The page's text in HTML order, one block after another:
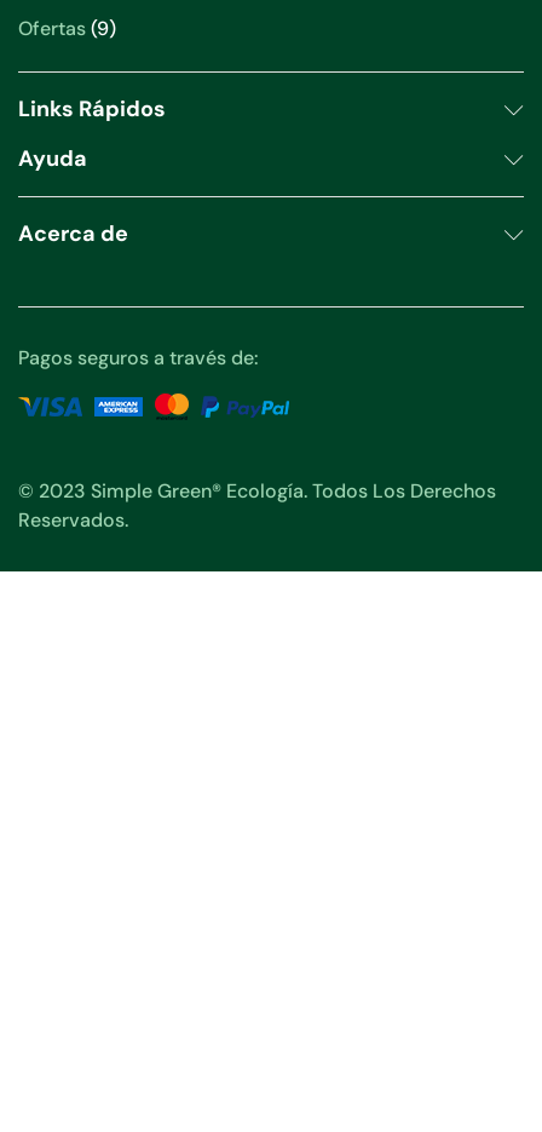
Ofertas 99
Links Rápidos
Ayuda
Acerca de
© 2023 Simple Green® Ecología. Todos Los Derechos
Reservados.
Pagos seguros a través de: